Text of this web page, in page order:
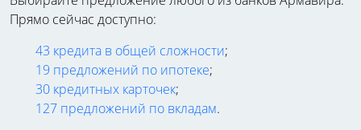
Прямо сейчас доступно:
43 кредита в общей сложности;
19 предложений по ипотеке;
30 кредитных карточек;
127 предложений по вкладам.